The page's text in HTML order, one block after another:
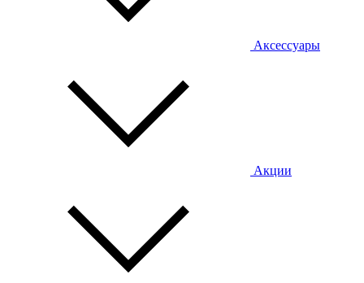
Аксессуары
Акции